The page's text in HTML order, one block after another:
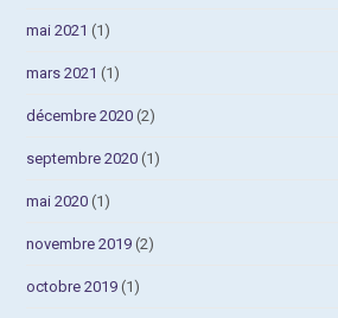
mai 2021 (1)
mars 2021 (1)
décembre 2020 (2)
septembre 2020 (1)
mai 2020 (1)
novembre 2019 (2)
octobre 2019 (1)